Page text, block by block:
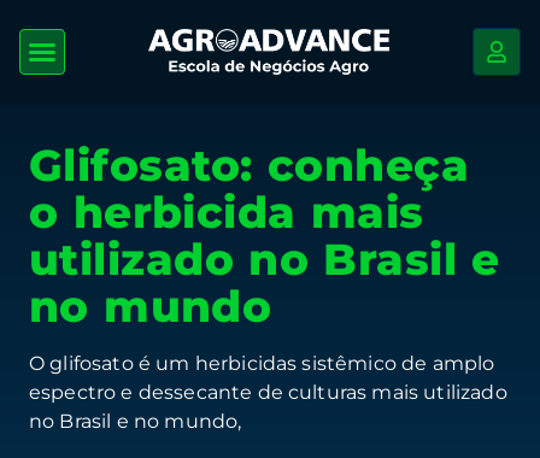
Glifosato: conheça
o herbicida mais
utilizado no Brasil e
no mundo
O glifosato é um herbicidas sistêmico de amplo
espectro e dessecante de culturas mais utilizado
no Brasil e no mundo,